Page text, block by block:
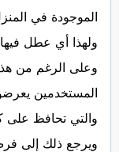
الموجودة في
ولهذا أي عطل
وعلى الرغم من
المستخدمين
والتي تحافظ على
ويرجع ذلك إلى